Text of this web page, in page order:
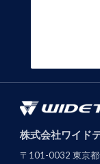
株式会社ワイド
〒101-0032 東京